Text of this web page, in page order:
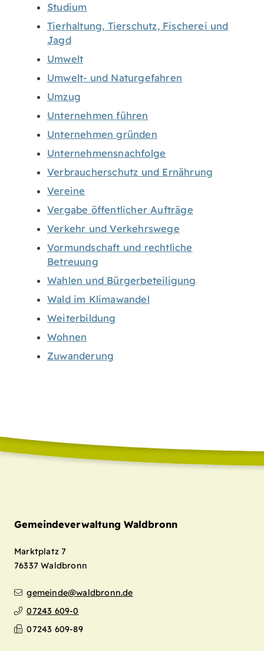
Studium
Tierhaltung, Tierschutz, Fischerei und
Jagd
Umwelt
Umwelt- und Naturgefahren
Umzug
Unternehmen führen
Unternehmen gründen
Unternehmensnachfolge
Verbraucherschutz und Ernährung
Vereine
Vergabe öffentlicher Aufträge
Verkehr und Verkehrswege
Vormundschaft und rechtliche
Betreuung
Wahlen und Bürgerbeteiligung
Wald im Klimawandel
Weiterbildung
Wohnen
Zuwanderung
Gemeindeverwaltung Waldbronn
Marktplatz 7
76337 Waldbronn
gemeinde@waldbronn.de
07243 609-0
07243 609-89